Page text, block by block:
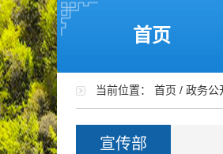
首页
当前位置： 首页 / 政务公
宣传部